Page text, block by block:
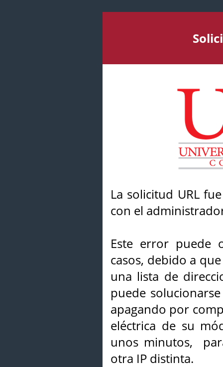
La solicitud URL
con el
Este error puede
casos, debido a
una lista de
puede
apagando por
eléctrica de su
unos minutos,
otra IP distinta.